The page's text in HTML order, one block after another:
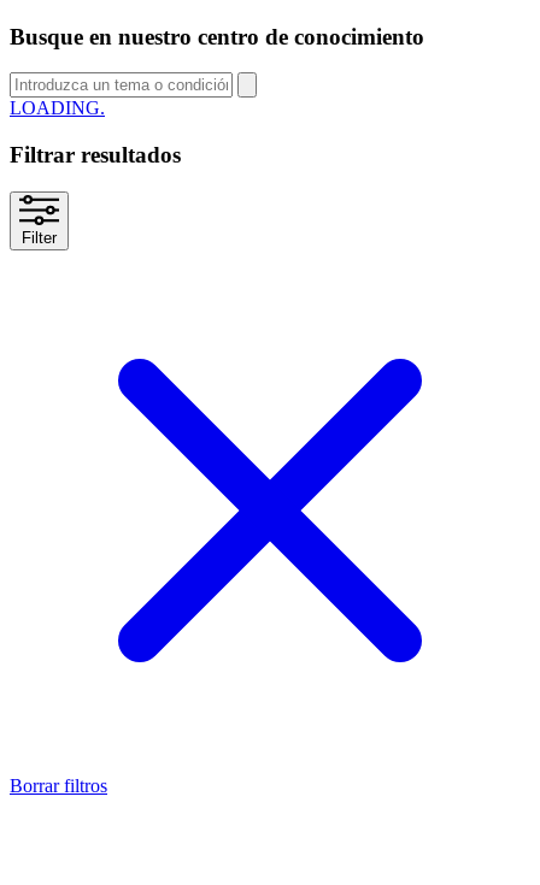
Busque en nuestro centro de conocimiento
LOADING
Filtrar resultados
Filter
Borrar filtros